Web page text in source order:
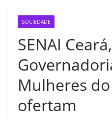
SOCIEDADE
SENAI
Mulheres
ofertam